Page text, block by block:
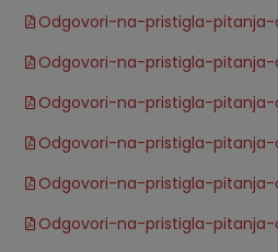
Odgovori-na-pristigla-pitanja-
Odgovori-na-pristigla-pitanja-
Odgovori-na-pristigla-pitanja-
Odgovori-na-pristigla-pitanja-
Odgovori-na-pristigla-pitanja-
Odgovori-na-pristigla-pitanja-